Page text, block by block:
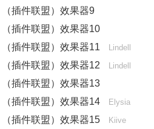
插件联盟）效果器9
插件联盟）效果器10
插件联盟）效果器11 Lindell
插件联盟）效果器12 Lindell
插件联盟）效果器13
插件联盟）效果器14 Elysia
插件联盟）效果器15
Kiive